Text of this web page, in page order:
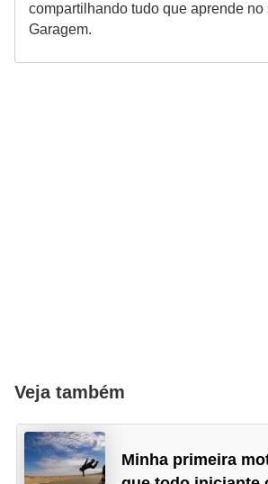
compartilhando tudo que aprende no
Garagem.
Veja também
Minha primeira